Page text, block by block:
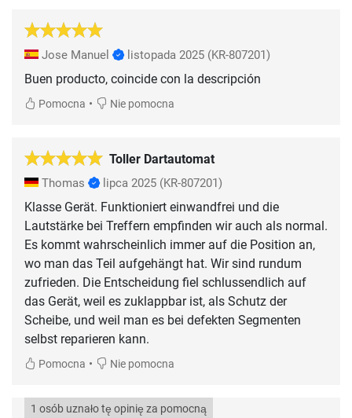
Jose Manuel listopada 2025 (KR-807201)
Buen producto, coincide con la descripción
Pomocna • Nie pomocna
Toller Dartautomat
Thomas lipca 2025 (KR-807201)
Klasse Gerät. Funktioniert einwandfrei und die
Lautstärke bei Treffern empfinden wir auch als normal.
Es kommt wahrscheinlich immer auf die Position an,
wo man das Teil aufgehängt hat. Wir sind rundum
zufrieden. Die Entscheidung fiel schlussendlich auf
das Gerät, weil es zuklappbar ist, als Schutz der
Scheibe, und weil man es bei defekten Segmenten
selbst reparieren kann.
Pomocna • Nie pomocna
1 osób uznało tę opinię za pomocną